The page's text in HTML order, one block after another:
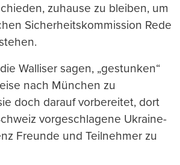
zuhause zu bleiben, um
Sicherheitskommission Rede
Walliser sagen, „gestunken“
nach München zu
doch darauf vorbereitet, dort
vorgeschlagene Ukraine-
Freunde und Teilnehmer zu